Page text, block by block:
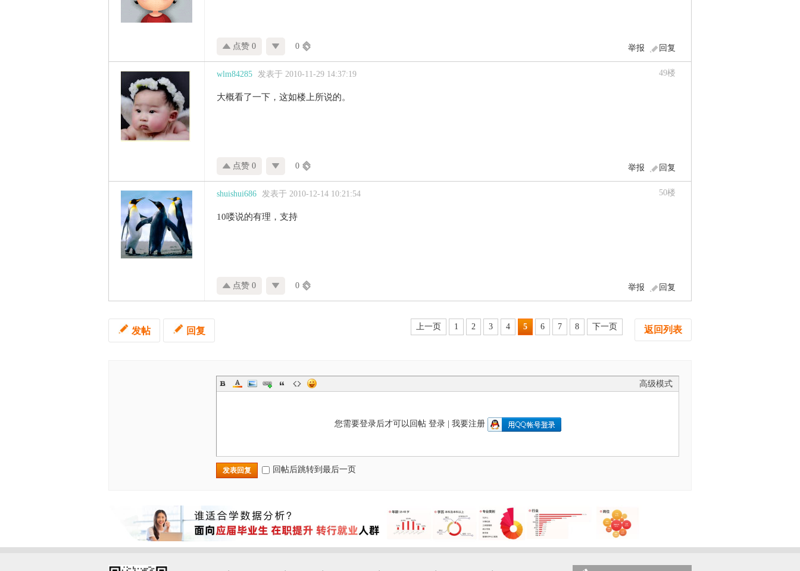
回复
举报
点赞 0 0
49楼
wlm84285 发表于 2010-11-29 14:37:19
大概看了一下，这如楼上所说的。
回复
举报
点赞 0 0
50楼
shuishui686 发表于 2010-12-14 10:21:54
10喽说的有理，支持
回复
举报
点赞 0 0
返回列表
上一页 1 2 3 4 5 6 7 8 下一页
发帖 回复
高级模式
您需要登录后才可以回帖 登录| 我要注册
发表回复 回帖后跳转到最后一页